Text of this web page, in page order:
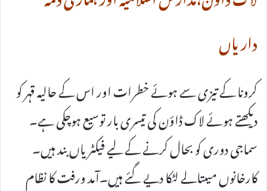
داریاں
کرونا کے تیزی سے ہوئے خطرات اور اس کے حالیہ قہر کو
دیکھتے ہوئے لاک ڈاؤن کی تیسری بار توسیع ہوچکی ہے۔
سماجی دوری کو بحال کرنے کے لیے فیکٹریاں بند ہیں۔
کارخانوں میںتالے لٹکا دیے گئے ہیں۔آمد ورفت کا نظام